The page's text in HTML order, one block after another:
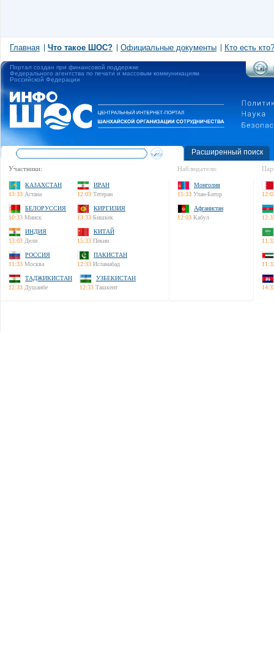
Главная Что такое ШОС? Официальные документы Кто есть кто?
Портал создан при финансовой поддержке
Федерального агентства по печати и массовым коммуникациям
Российской Федерации
Расширенный поиск
Участники:
КАЗАХСТАН
13:33 Астана
ИРАН
12:03 Тегеран
БЕЛОРУССИЯ
10:33 Минск
КИРГИЗИЯ
13:33 Бишкек
ИНДИЯ
13:03 Дели
КИТАЙ
15:33 Пекин
РОССИЯ
11:33 Москва
ПАКИСТАН
12:33 Исламабад
ТАДЖИКИСТАН
12:33 Душанбе
УЗБЕКИСТАН
12:33 Ташкент
Наблюдатели:
Монголия
15:33 Улан-Батор
Афганистан
12:03 Кабул